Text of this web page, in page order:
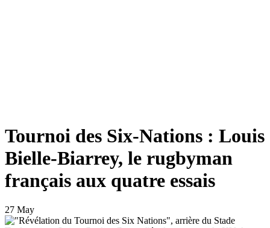
Tournoi des Six-Nations : Louis
Bielle-Biarrey, le rugbyman
français aux quatre essais
27 May